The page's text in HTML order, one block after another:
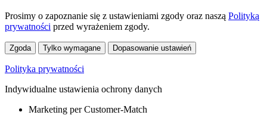
Prosimy o zapoznanie się z ustawieniami zgody oraz naszą Polityką
prywatności przed wyrażeniem zgody.
Zgoda Tylko wymagane Dopasowanie ustawień
Polityka prywatności
Indywidualne ustawienia ochrony danych
Marketing per Customer-Match